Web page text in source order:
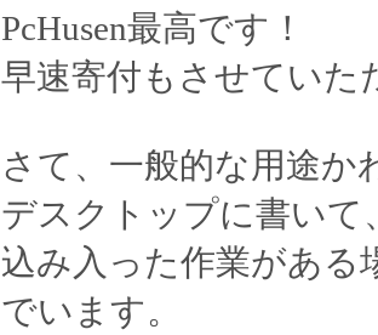
PcHusen最高です！
早速寄付もさせていた
さて、一般的な用途か
デスクトップに書いて
込み入った作業がある
でいます。